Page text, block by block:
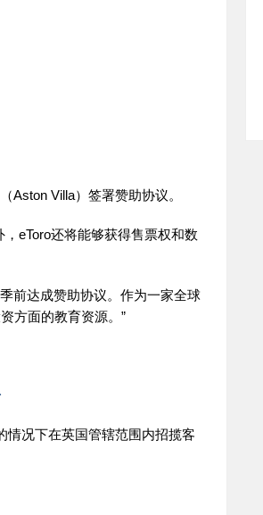
Aston Villa）签署赞助协议。
eToro还将能够获得售票权和数
前达成赞助协议。作为一家全球
方面的教育资源。”
情况下在英国管辖范围内招揽客